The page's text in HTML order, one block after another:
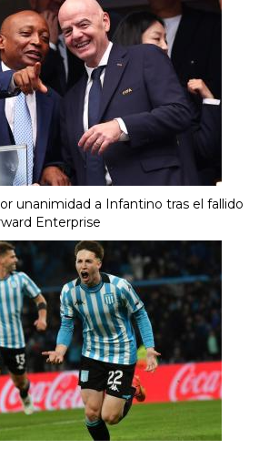
unanimidad a Infantino tras el fallido
Enterprise